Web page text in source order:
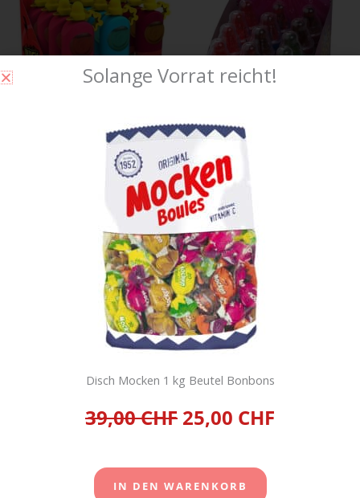
Topps Juicy Drop Pop 12
Schleckstengel Lollipop
Versandkosten
WARENKORB
Sour 12 Schleckstengel
Lollies
33,60CHF
inkl. 2,6 % MwSt.
zzgl.Versandkosten
IN DEN
WARENKORB
Solange Vorrat reicht!
Disch Mocken 1 kg Beutel Bonbons
39,00 CHF 25,00 CHF
IN DEN WARENKORB